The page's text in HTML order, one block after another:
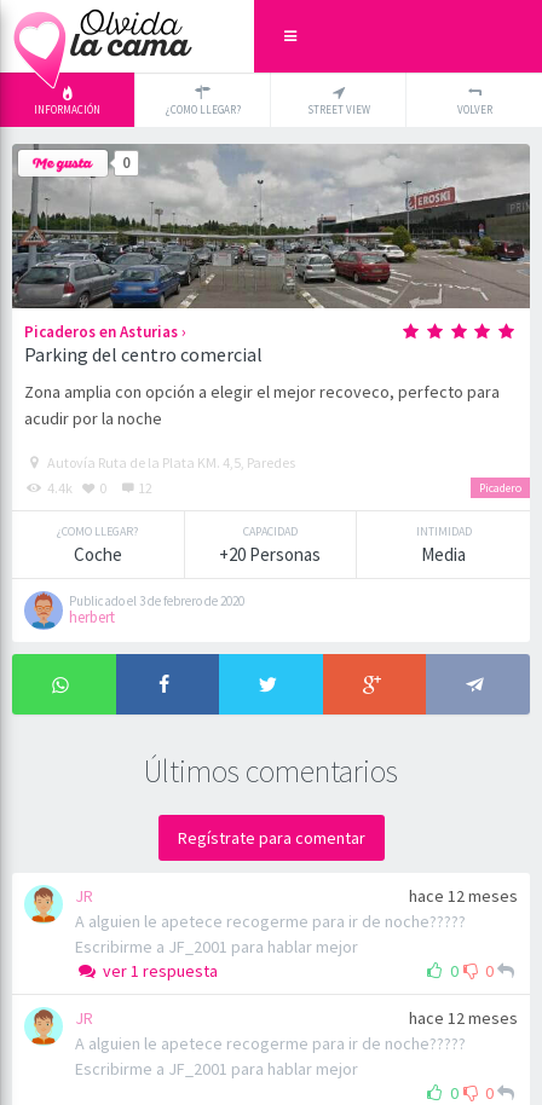
INFORMACIÓN ¿COMO LLEGAR? STREET VIEW VOLVER
0
Picaderos en Asturias›
Parking del centro comercial
Zona amplia con opción a elegir el mejor recoveco, perfecto para
acudir por la noche
Picadero
Autovía Ruta de la Plata KM. 4,5, Paredes
4.4k
0 12
¿COMO LLEGAR?
Coche
CAPACIDAD
+20 Personas
INTIMIDAD
Media
Publicado el 3 de febrero de 2020
herbert
Últimos comentarios
Regístrate para comentar
JR
hace 12 meses
A alguien le apetece recogerme para ir de noche?????
Escribirme a JF_2001 para hablar mejor
ver 1 respuesta
0 0
JR
hace 12 meses
A alguien le apetece recogerme para ir de noche?????
Escribirme a JF_2001 para hablar mejor
0
0